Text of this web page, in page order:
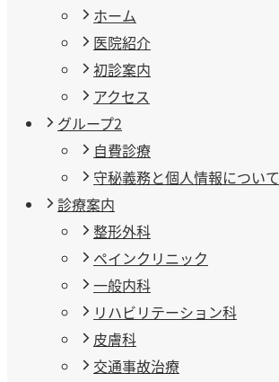
ホーム
医院紹介
初診案内
アクセス
グループ2
自費診療
守秘義務と個人情報について
診療案内
整形外科
ペインクリニック
一般内科
リハビリテーション科
皮膚科
交通事故治療